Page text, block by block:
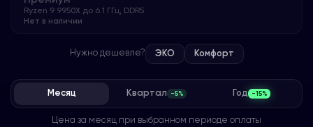
Ryzen 9 9950X до 6.1 ГГц, DDR5
Нет в наличии
Нужно дешевле? ЭКО Комфорт
Месяц Квартал -5% Год -15%
Цена за месяц при выбранном периоде оплаты